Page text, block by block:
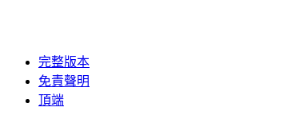
完整版本
免責聲明
頂端